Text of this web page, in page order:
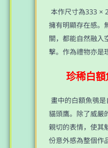
本作尺寸為333 ×
擁有明顯存在感。
關，都能自然融入
擊。作為禮物亦是
珍稀白
畫中的白額魚鴞
貓頭鷹。除了威嚴
親切的表情，使其
份意外感為整個作